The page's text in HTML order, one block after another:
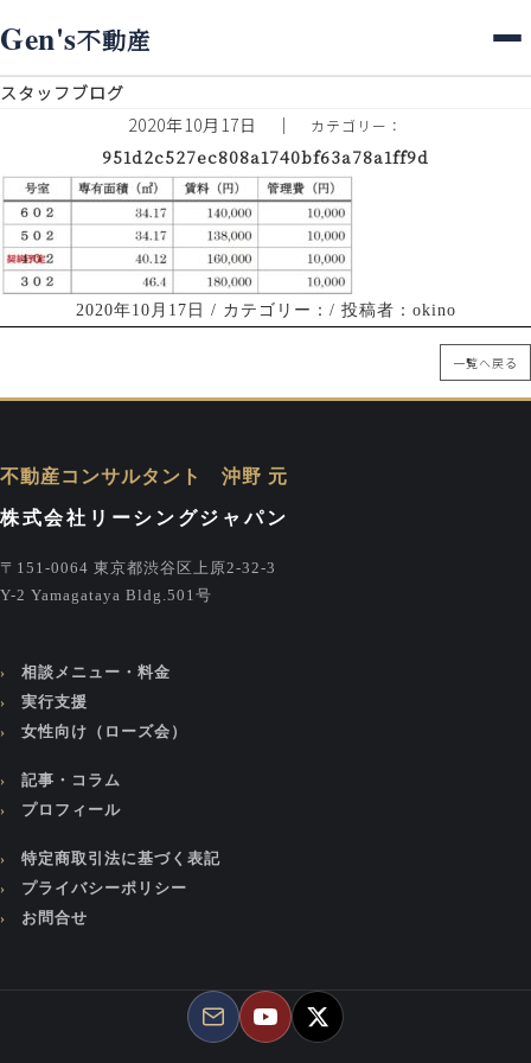
Gen's不動産951d2c527ec808a1740bf63a78a1ff9d
スタッフブログ
2020年10月17日
｜ カテゴリー：
951d2c527ec808a1740bf63a78a1ff9d
2020年10月17日 / カテゴリー：/ 投稿者：okino
一覧へ戻る
不動産コンサルタント 沖野 元
株式会社リーシングジャパン
〒151-0064 東京都渋谷区上原2-32-3
Y-2 Yamagataya Bldg.501号
相談メニュー・料金
実行支援
女性向け（ローズ会）
記事・コラム
プロフィール
特定商取引法に基づく表記
プライバシーポリシー
お問合せ